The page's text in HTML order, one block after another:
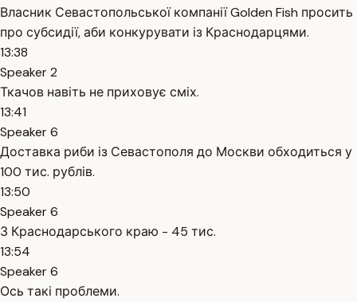
Власник Севастопольської компанії Golden Fish просить
про субсидії, аби конкурувати із Краснодарцями.
13:38
Speaker 2
Ткачов навіть не приховує сміх.
13:41
Speaker 6
Доставка риби із Севастополя до Москви обходиться у
100 тис. рублів.
13:50
Speaker 6
З Краснодарського краю - 45 тис.
13:54
Speaker 6
Ось такі проблеми.